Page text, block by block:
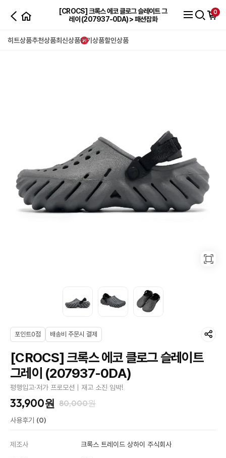
[CROCS] 크록스 에코 클로그 슬레이트 그
레이 (207937-0DA) > 패션잡화
히트상품추천상품최신상품인기상품할인상품
0
포인트0점 배송비 주문시 결제
[CROCS] 크록스 에코 클로그 슬레이트
그레이 (207937-0DA)
평행입고·저가 프로모션｜재고 소진 임박!
33,900원 80,000원
사용후기 (0)
제조사 크록스 트레이드 상하이 주식회사